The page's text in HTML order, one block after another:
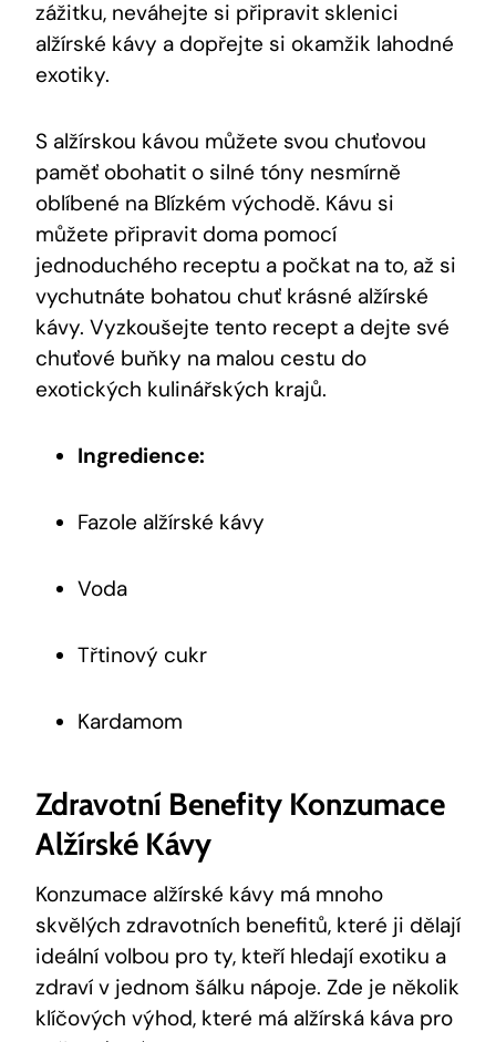
zážitku, neváhejte si připravit sklenici
alžírské kávy a dopřejte si okamžik lahodné
exotiky.
S alžírskou kávou můžete svou chuťovou
paměť obohatit o silné tóny nesmírně
oblíbené na Blízkém východě. Kávu si
můžete připravit doma pomocí
jednoduchého receptu a počkat na to, až si
vychutnáte bohatou chuť krásné alžírské
kávy. Vyzkoušejte tento recept a dejte své
chuťové buňky na malou cestu do
exotických kulinářských krajů.
Ingredience:
Fazole alžírské kávy
Voda
Třtinový cukr
Kardamom
Zdravotní Benefity Konzumace
Alžírské Kávy
Konzumace alžírské kávy má mnoho
skvělých zdravotních benefitů, které ji dělají
ideální volbou pro ty, kteří hledají exotiku a
zdraví v jednom šálku nápoje. Zde je několik
klíčových výhod, které má alžírská káva pro